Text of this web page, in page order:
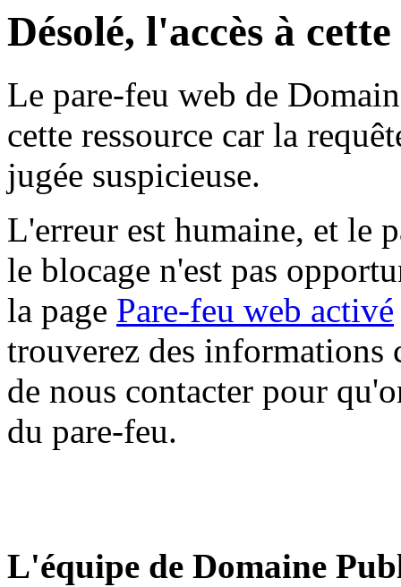
Désolé, l'accès à
Le pare-feu web de
cette ressource car la
jugée suspicieuse.
L'erreur est humaine, et le
le blocage n'est pas
la page Pare-feu web activé
trouverez des informations
de nous contacter pour
du pare-feu.
L'équipe de Domaine